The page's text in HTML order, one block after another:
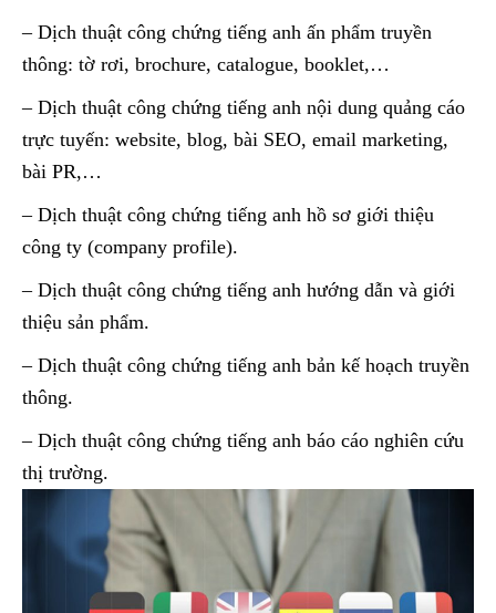
– Dịch thuật công chứng tiếng anh ấn phẩm truyền
thông: tờ rơi, brochure, catalogue, booklet,…
– Dịch thuật công chứng tiếng anh nội dung quảng cáo
trực tuyến: website, blog, bài SEO, email marketing,
bài PR,…
– Dịch thuật công chứng tiếng anh hồ sơ giới thiệu
công ty (company profile).
– Dịch thuật công chứng tiếng anh hướng dẫn và giới
thiệu sản phẩm.
– Dịch thuật công chứng tiếng anh bản kế hoạch truyền
thông.
– Dịch thuật công chứng tiếng anh báo cáo nghiên cứu
thị trường.